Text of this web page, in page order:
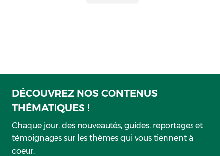
DÉCOUVREZ NOS CONTENUS
THÉMATIQUES !
Chaque jour, des nouveautés, guides, reportages et
témoignages sur les thèmes qui vous tiennent à
coeur.